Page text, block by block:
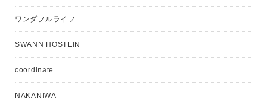
ワンダフルライフ
SWANN HOSTEIN
coordinate
NAKANIWA